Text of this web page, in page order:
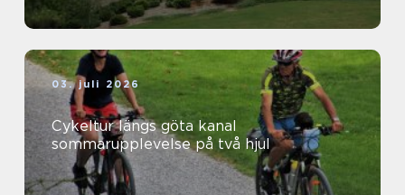
03. juli 2026
Cykeltur längs göta kanal
sommarupplevelse på två hjul